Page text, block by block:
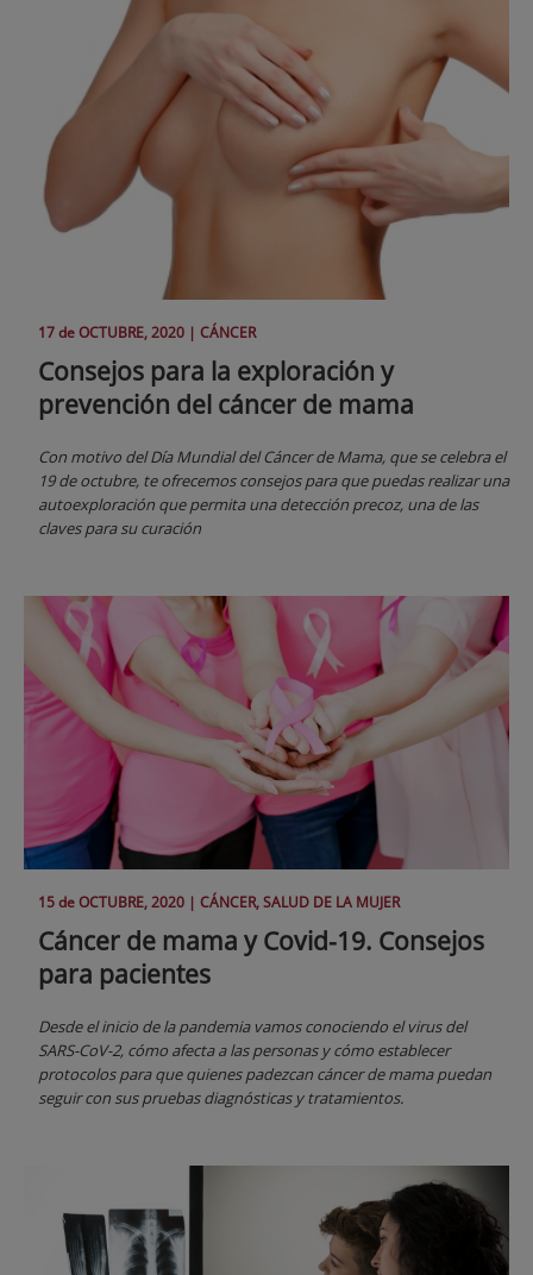
17 deOCTUBRE, 2020 | CÁNCER
Consejos para la exploración y
prevención del cáncer de mama
Con motivo del Día Mundial del Cáncer de Mama, que se celebra el
19 de octubre, te ofrecemos consejos para que puedas realizar una
autoexploración que permita una detección precoz, una de las
claves para su curación
15 deOCTUBRE, 2020 | CÁNCER, SALUD DE LA MUJER
Cáncer de mama y Covid-19. Consejos
para pacientes
Desde el inicio de la pandemia vamos conociendo el virus del
SARS-CoV-2, cómo afecta a las personas y cómo establecer
protocolos para que quienes padezcan cáncer de mama puedan
seguir con sus pruebas diagnósticas y tratamientos.